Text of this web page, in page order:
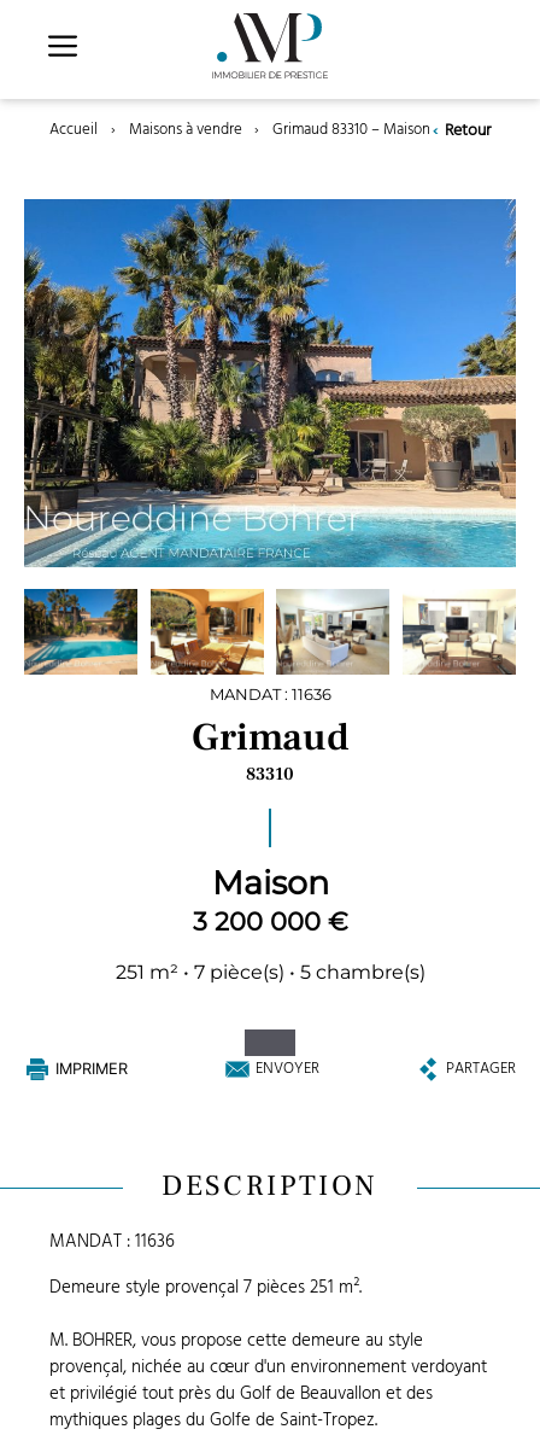
contenu
Accueil › Maisons à vendre › Grimaud 83310 – Maison‹ Retour
MANDAT : 11636
Grimaud
83310
Maison
3 200 000 €
251 m² • 7 pièce(s) • 5 chambre(s)
IMPRIMER ENVOYER PARTAGER
DESCRIPTION
MANDAT : 11636
Demeure style provençal 7 pièces 251 m².
M. BOHRER, vous propose cette demeure au style
provençal, nichée au cœur d'un environnement verdoyant
et privilégié tout près du Golf de Beauvallon et des
mythiques plages du Golfe de Saint-Tropez.